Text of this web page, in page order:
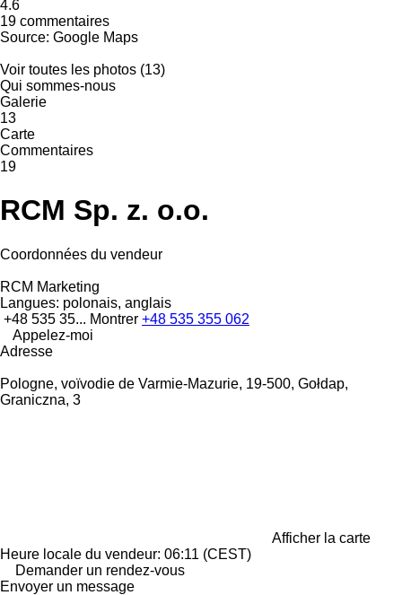
4.6
19 commentaires
Source: Google Maps
Voir toutes les photos (13)
Qui sommes-nous
Galerie
13
Carte
Commentaires
19
RCM Sp. z. o.o.
Coordonnées du vendeur
RCM Marketing
Langues: polonais, anglais
+48 535 35... Montrer +48 535 355 062
Appelez-moi
Adresse
Pologne, voïvodie de Varmie-Mazurie, 19-500, Gołdap,
Graniczna, 3
Afficher la carte
Heure locale du vendeur: 06:11 (CEST)
Demander un rendez-vous
Envoyer un message